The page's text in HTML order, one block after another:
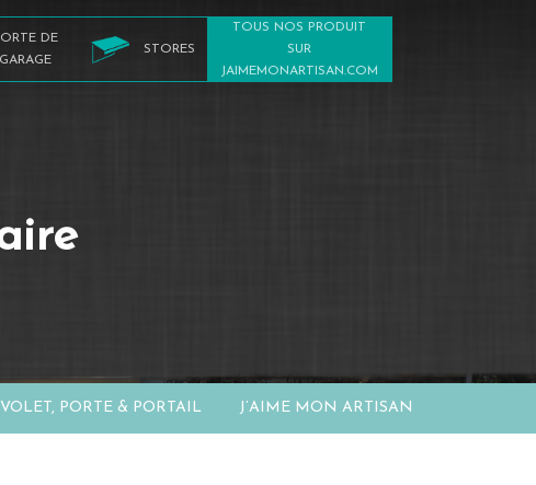
DE
GARAGE
STORES
TOUS NOS PRODUIT
SUR
JAIMEMONARTISAN.COM
VOLET, PORTE & PORTAIL J’AIME MON ARTISAN